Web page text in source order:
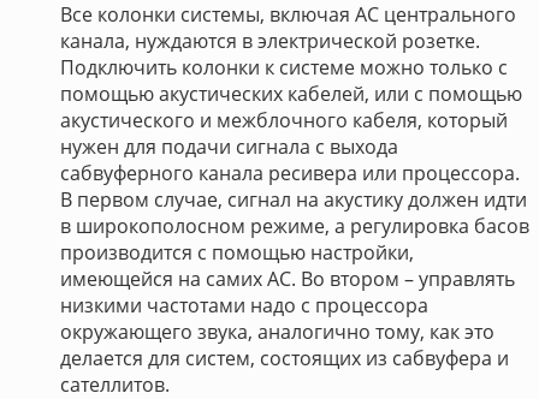
Все колонки системы, включая АС центрального
канала, нуждаются в электрической розетке.
Подключить колонки к системе можно только с
помощью акустических кабелей, или с помощью
акустического и межблочного кабеля, который
нужен для подачи сигнала с выхода
сабвуферного канала ресивера или процессора.
В первом случае, сигнал на акустику должен идти
в широкополосном режиме, а регулировка басов
производится с помощью настройки,
имеющейся на самих АС. Во втором – управлять
низкими частотами надо с процессора
окружающего звука, аналогично тому, как это
делается для систем, состоящих из сабвуфера и
сателлитов.